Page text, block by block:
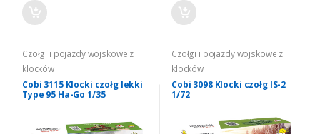
Czołgi i pojazdy wojskowe z
klocków
Cobi 3115 Klocki czołg lekki
Type 95 Ha-Go 1/35
Czołgi i pojazdy wojskowe z
klocków
Cobi 3098 Klocki czołg IS-2
1/72